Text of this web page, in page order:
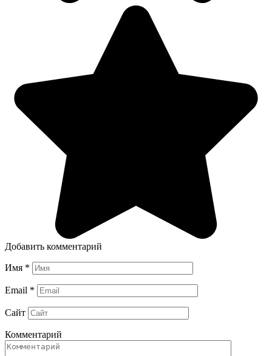
Добавить комментарий
Имя *
Email *
Сайт
Комментарий